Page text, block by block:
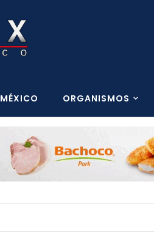
MÉXICO ORGANISMOS